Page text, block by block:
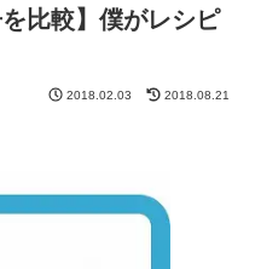
比較】僕がレシピ
2018.02.03 2018.08.21